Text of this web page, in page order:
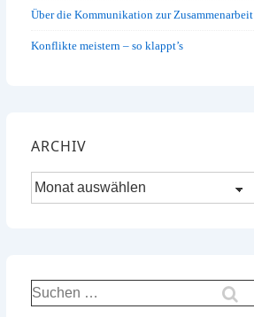
Über die Kommunikation zur Zusammenarbeit
Konflikte meistern – so klappt’s
ARCHIV
Archiv
Suchen
nach: